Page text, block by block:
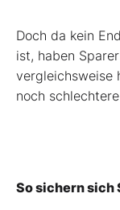
Doch da kein
ist, haben
vergleichsweise
noch
So sichern sich